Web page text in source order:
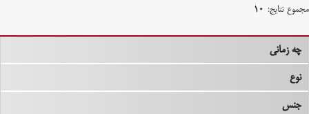
مجموع نتایج: ۱۰
چه زمانی
نوع
جنس